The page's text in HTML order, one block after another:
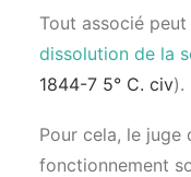
Tout associé
dissolution de la
1844-7 5° C. civ).
Pour cela, le
fonctionnement